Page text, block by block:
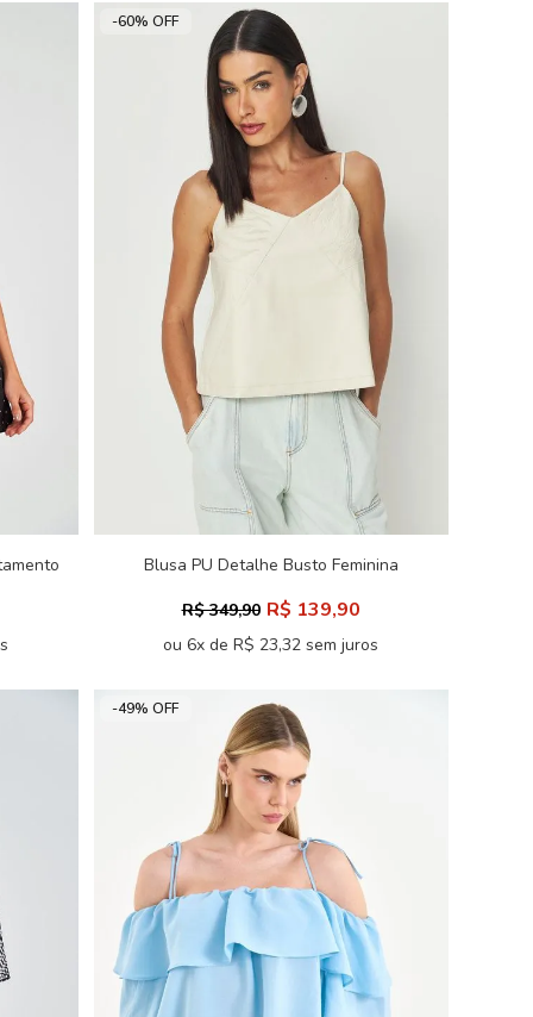
-60% OFF
Blusa PU Detalhe Busto Feminina
R$ 349,90 R$ 139,90
ou 6x de R$ 23,32 sem juros
-49% OFF